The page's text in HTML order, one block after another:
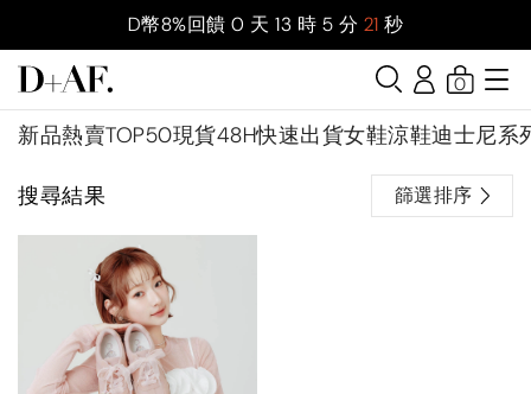
D幣8%回饋 0 天 13 時 5 分 20 秒
新品熱賣TOP50現貨48H快速出貨女鞋涼鞋迪士尼系
0
搜尋結果 篩選排序